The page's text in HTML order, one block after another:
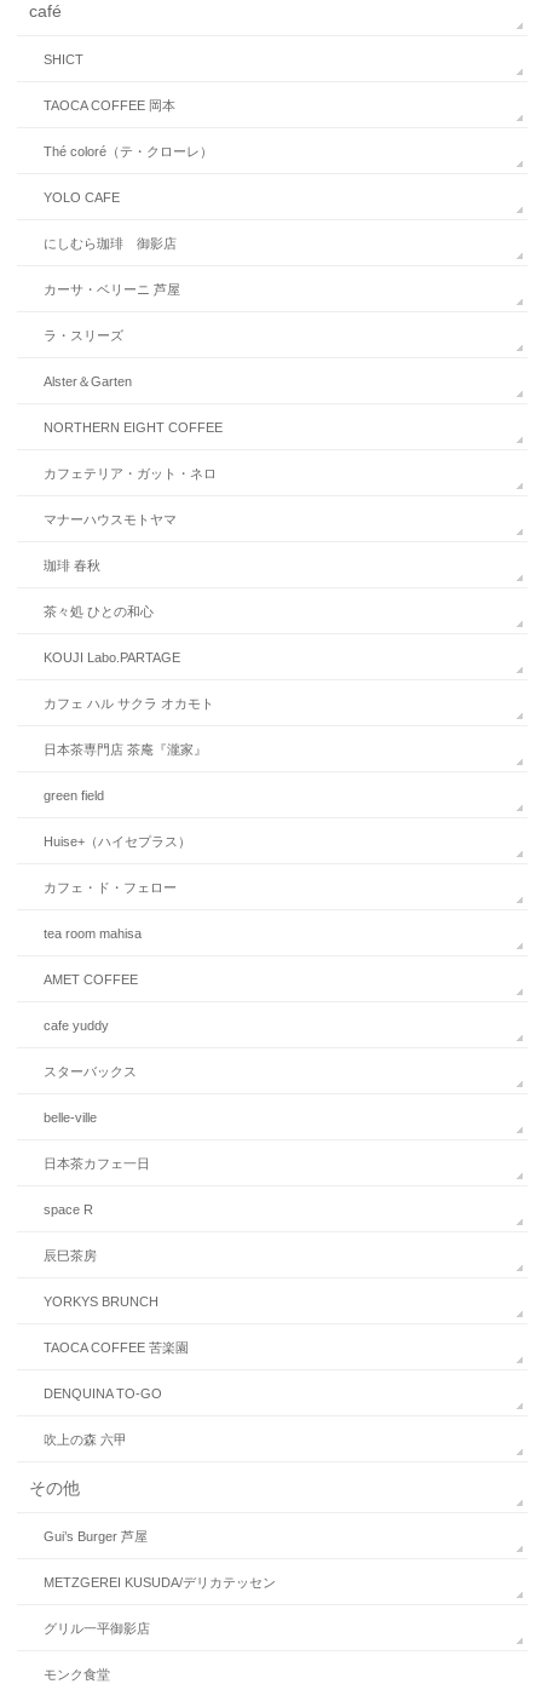
café
SHICT
TAOCA COFFEE 岡本
Thé coloré（テ・クローレ）
YOLO CAFE
にしむら珈琲 御影店
カーサ・ベリーニ 芦屋
ラ・スリーズ
Alster＆Garten
NORTHERN EIGHT COFFEE
カフェテリア・ガット・ネロ
マナーハウスモトヤマ
珈琲 春秋
茶々処 ひとの和心
KOUJI Labo.PARTAGE
カフェ ハル サクラ オカモト
日本茶専門店 茶庵『瀧家』
green field
Huise+（ハイセプラス）
カフェ・ド・フェロー
tea room mahisa
AMET COFFEE
cafe yuddy
スターバックス
belle-ville
日本茶カフェ一日
space R
辰巳茶房
YORKYS BRUNCH
TAOCA COFFEE 苦楽園
DENQUINA TO-GO
吹上の森 六甲
その他
Gui’s Burger 芦屋
METZGEREI KUSUDA/デリカテッセン
グリル一平御影店
モンク食堂